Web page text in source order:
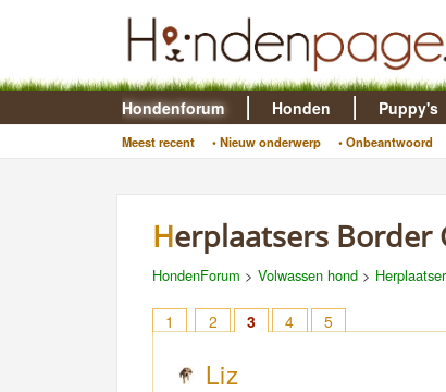
Hondenforum
Meest recent • Nieuw onderwerp • Onbeantwoord
Honden Puppy's
Herplaatsers Border
HondenForum > Volwassen hond >
1 2 3 4 5
Liz